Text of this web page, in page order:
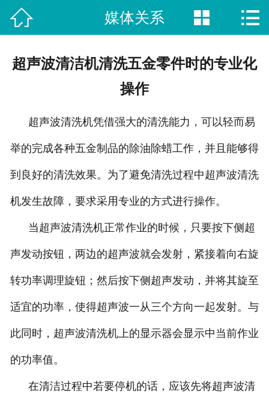
网站首页
案例展示
关于我们
联系方式
 媒体关系  
超声波清洁机清洗五金零件时的专业化
操作
超声波清洗机凭借强大的清洗能力，可以轻而易
举的完成各种五金制品的除油除蜡工作，并且能够得
到良好的清洗效果。为了避免清洗过程中超声波清洗
机发生故障，要求采用专业的方式进行操作。
当超声波清洗机正常作业的时候，只要按下侧超
声发动按钮，两边的超声波就会发射，紧接着向右旋
转功率调理旋钮；然后按下侧超声发动，并将其旋至
适宜的功率，使得超声波一从三个方向一起发射。与
此同时，超声波清洗机上的显示器会显示中当前作业
的功率值。
在清洁过程中若要停机的话，应该先将超声波清